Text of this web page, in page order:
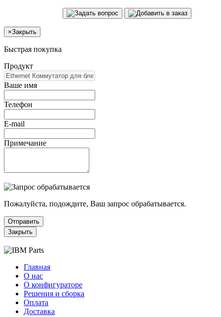
×Закрыть
Быстрая покупка
Продукт
Ваше имя
Телефон
E-mail
Примечание
Пожалуйста, подождите, Ваш запрос обрабатывается.
Отправить
Закрыть
Главная
О нас
О конфигураторе
Решения и сборка
Оплата
Доставка